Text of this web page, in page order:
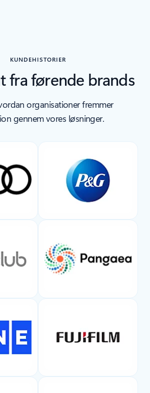
KUNDEHISTORIER
fra førende brands
organisationer fremmer
gennem vores løsninger.